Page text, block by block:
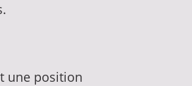
une position